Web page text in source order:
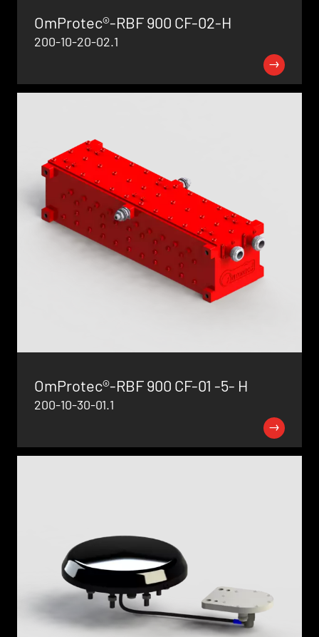
OmProtec®-RBF 900 CF-02-H
200-10-20-02.1
OmProtec®-RBF 900 CF-01 -5- H
200-10-30-01.1